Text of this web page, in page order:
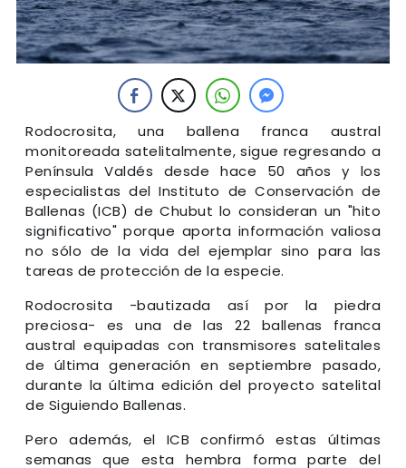
Rodocrosita, una ballena franca austral
monitoreada satelitalmente, sigue regresando a
Península Valdés desde hace 50 años y los
especialistas del Instituto de Conservación de
Ballenas (ICB) de Chubut lo consideran un "hito
significativo" porque aporta información valiosa
no sólo de la vida del ejemplar sino para las
tareas de protección de la especie.
Rodocrosita -bautizada así por la piedra
preciosa- es una de las 22 ballenas franca
austral equipadas con transmisores satelitales
de última generación en septiembre pasado,
durante la última edición del proyecto satelital
de Siguiendo Ballenas.
Pero además, el ICB confirmó estas últimas
semanas que esta hembra forma parte del